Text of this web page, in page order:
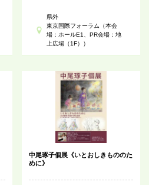
県外
東京国際フォーラム（本会
場：ホールE1、PR会場：地
上広場（1F））
中尾琢子個展《いとおしきもののた
めに》